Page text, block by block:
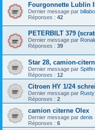
Fourgonnette Lublin
Dernier message par
Réponses : 42
PETERBILT 379
Dernier message par
Réponses : 39
Star 28, camion-
Dernier message par
Réponses : 12
Citroen HY 1/24
Dernier message par
Réponses : 2
camion citerne Olex
Dernier message par denis
Réponses : 6